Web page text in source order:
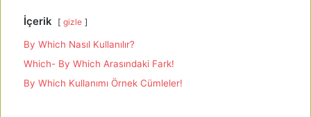
İçerik gizle
By Which Nasıl Kullanılır?
Which- By Which Arasındaki Fark!
By Which Kullanımı Örnek Cümleler!